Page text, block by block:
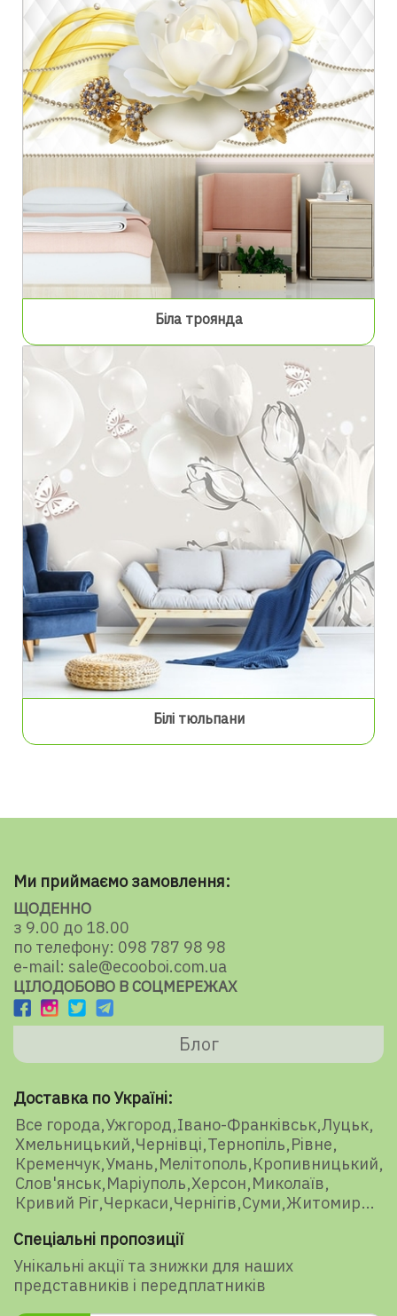
Біла троянда
Білі тюльпани
Ми приймаємо замовлення:
ЩОДЕННО
з 9.00 до 18.00
по телефону: 098 787 98 98
e-mail: sale@ecooboi.com.ua
ЦІЛОДОБОВО В СОЦМЕРЕЖАХ
Блог
Доставка по Україні:
Все города Ужгород Івано-Франківськ Луцьк
Хмельницький Чернівці Тернопіль Рівне
Кременчук Умань Мелітополь Кропивницький
Слов'янськ Маріуполь Херсон Миколаїв
Кривий Ріг Черкаси Чернігів Суми Житомир
Спеціальні пропозиції
Унікальні акції та знижки для наших
представників і передплатників